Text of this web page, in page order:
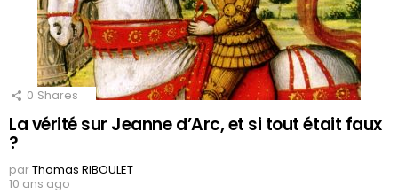
0 Shares
La vérité sur Jeanne d’Arc, et si tout était faux
?
parThomas RIBOULET
10 ans ago